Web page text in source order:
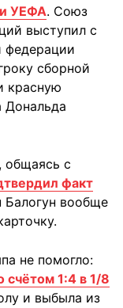
УЕФА. Союз
выступил с
федерации
сборной
красную
Дональда
общаясь с
факт
Балогун вообще
не помогло:
счётом 1:4 в 1/8
и выбыла из